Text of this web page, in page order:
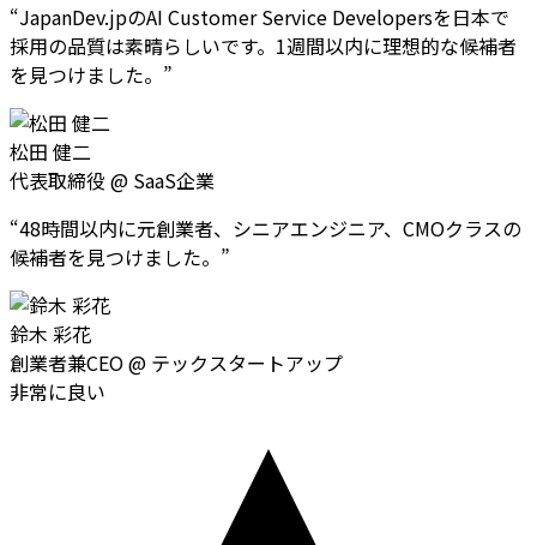
“JapanDev.jpのAI Customer Service Developersを日本で
採用の品質は素晴らしいです。1週間以内に理想的な候補者
を見つけました。 ”
松田 健二
代表取締役 @ SaaS企業
“48時間以内に元創業者、シニアエンジニア、CMOクラスの
候補者を見つけました。 ”
鈴木 彩花
創業者兼CEO@ テックスタートアップ
非常に良い